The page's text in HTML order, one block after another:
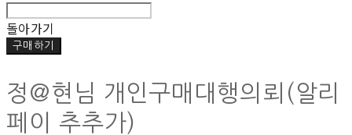
돌아가기
구매하기
정@현님 개인구매대행의뢰(알리
페이 추추가)